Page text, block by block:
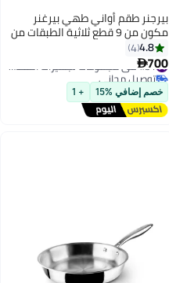
بيرجنر طقم أواني طهي بيرغنر
مكون من 9 قطع ثلاثية الطبقات من
الفولاذ المقاوم للصدأ - قدر 16 سم،
28 سم، مقلاة 24 سم و4 أغطية،
طهي صحي بزيت أقل، متوافق مع
مواقد الحثّ والغاز
4.8
4
700توصيل مجاني
خصم إضافي %15 + 1